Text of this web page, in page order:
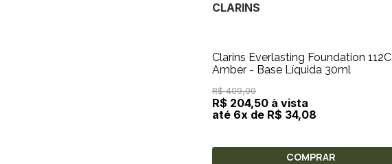
CLARINS
Clarins Everlasting Foundation 112C
Amber - Base Líquida 30ml
R$ 409,00
R$ 204,50 à vista
até 6x de R$ 34,08
COMPRAR